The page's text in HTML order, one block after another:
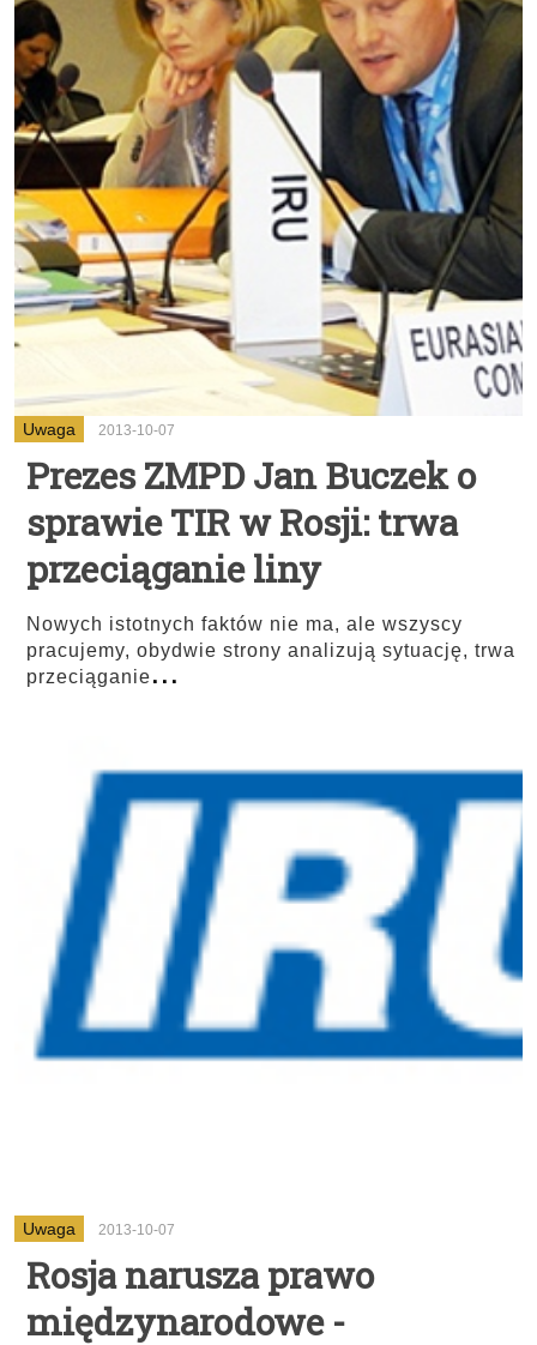
Uwaga 2013-10-07
Prezes ZMPD Jan Buczek o
sprawie TIR w Rosji: trwa
przeciąganie liny
Nowych istotnych faktów nie ma, ale wszyscy
pracujemy, obydwie strony analizują sytuację, trwa
przeciąganie...
Uwaga 2013-10-07
Rosja narusza prawo
międzynarodowe -